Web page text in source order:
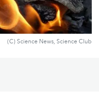
(C) Science News, Science Club